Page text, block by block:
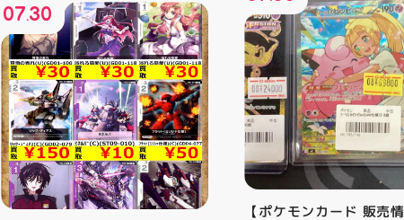
みいただけます ご家族とのお食
事やご友人との集まり、夏休み
のお出かけにもぴったり！ 屋台
グルメとBBQを一緒に楽しめる
「お祭りBBQビアガーデン」
で、夏の思い出を作りません
か？ 皆さまのご来店をスタッフ
一同、心よりお待ちしておりま
す お祭りBBQビアガーデン ア
ティ郡山屋台村
━━━━━━━━━━━━━━
━ ご予約・詳細はプロフィール
07.30 2,000pt 5-8位：
加お待ちしております！
【ポケモンカード 販売